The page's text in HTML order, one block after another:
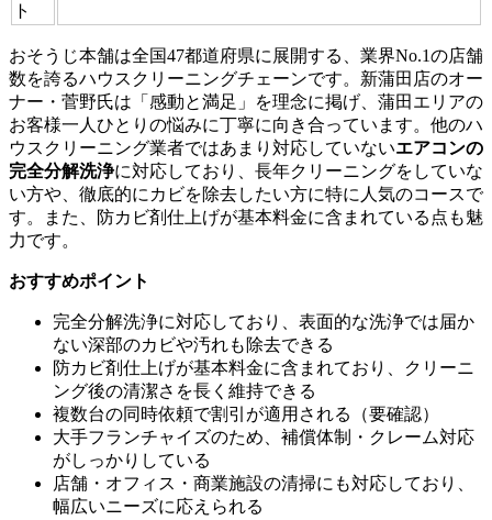
ト
おそうじ本舗は全国47都道府県に展開する、業界No.1の店舗
数を誇るハウスクリーニングチェーンです。新蒲田店のオー
ナー・菅野氏は「感動と満足」を理念に掲げ、蒲田エリアの
お客様一人ひとりの悩みに丁寧に向き合っています。他のハ
ウスクリーニング業者ではあまり対応していないエアコンの
完全分解洗浄に対応しており、長年クリーニングをしていな
い方や、徹底的にカビを除去したい方に特に人気のコースで
す。また、防カビ剤仕上げが基本料金に含まれている点も魅
力です。
おすすめポイント
完全分解洗浄に対応しており、表面的な洗浄では届か
ない深部のカビや汚れも除去できる
防カビ剤仕上げが基本料金に含まれており、クリーニ
ング後の清潔さを長く維持できる
複数台の同時依頼で割引が適用される（要確認）
大手フランチャイズのため、補償体制・クレーム対応
がしっかりしている
店舗・オフィス・商業施設の清掃にも対応しており、
幅広いニーズに応えられる